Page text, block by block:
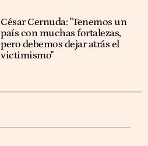
César Cernuda: "Tenemos un
país con muchas fortalezas,
pero debemos dejar atrás el
victimismo"